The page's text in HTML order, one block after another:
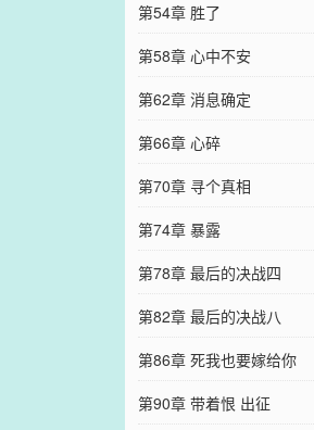
第54章 胜了
第58章 心中不安
第62章 消息确定
第66章 心碎
第70章 寻个真相
第74章 暴露
第78章 最后的决战四
第82章 最后的决战八
第86章 死我也要嫁给你
第90章 带着恨 出征